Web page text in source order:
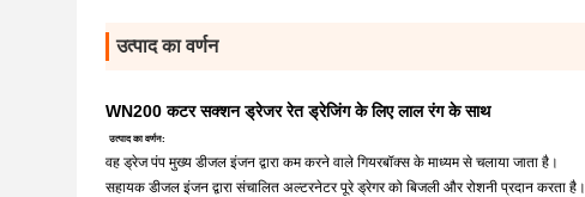
उत्पाद का वर्णन
WN200 कटर सक्शन ड्रेजर रेत ड्रेजिंग के लिए लाल रंग के साथ
उत्पाद का वर्णन:
वह ड्रेज पंप मुख्य डीजल इंजन द्वारा कम करने वाले गियरबॉक्स के माध्यम से चलाया जाता है।
सहायक डीजल इंजन द्वारा संचालित अल्टरनेटर पूरे ड्रेगर को बिजली और रोशनी प्रदान करता है।